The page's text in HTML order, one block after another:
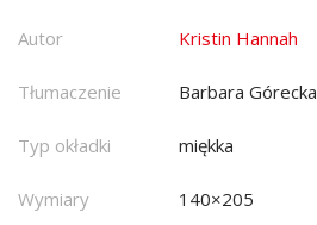
Autor Kristin Hannah
Tłumaczenie Barbara Górecka
Typ okładki miękka
Wymiary 140×205